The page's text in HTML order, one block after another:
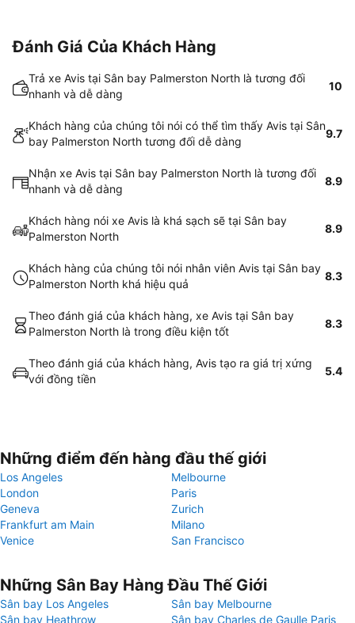
Đánh Giá Của Khách Hàng
Trả xe Avis tại Sân bay Palmerston North là tương đối
nhanh và dễ dàng
10
Khách hàng của chúng tôi nói có thể tìm thấy Avis tại Sân
bay Palmerston North tương đối dễ dàng
9.7
Nhận xe Avis tại Sân bay Palmerston North là tương đối
nhanh và dễ dàng
8.9
Khách hàng nói xe Avis là khá sạch sẽ tại Sân bay
Palmerston North
8.9
Khách hàng của chúng tôi nói nhân viên Avis tại Sân bay
Palmerston North khá hiệu quả
8.3
Theo đánh giá của khách hàng, xe Avis tại Sân bay
Palmerston North là trong điều kiện tốt
8.3
Theo đánh giá của khách hàng, Avis tạo ra giá trị xứng
với đồng tiền
5.4
Những điểm đến hàng đầu thế giới
Los Angeles
Melbourne
London
Paris
Geneva
Zurich
Frankfurt am Main
Milano
Venice
San Francisco
Những Sân Bay Hàng Đầu Thế Giới
Sân bay Los Angeles
Sân bay Melbourne
Sân bay Heathrow
Sân bay Charles de Gaulle Paris